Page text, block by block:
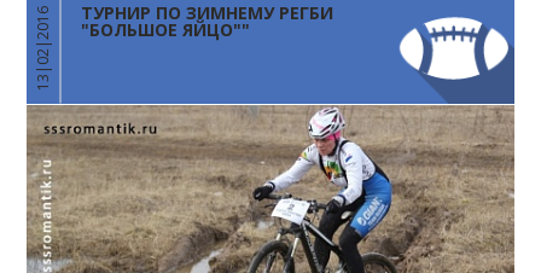
13|02|2016 ТУРНИР ПО ЗИМНЕМУ РЕГБИ
"БОЛЬШОЕ ЯЙЦО""